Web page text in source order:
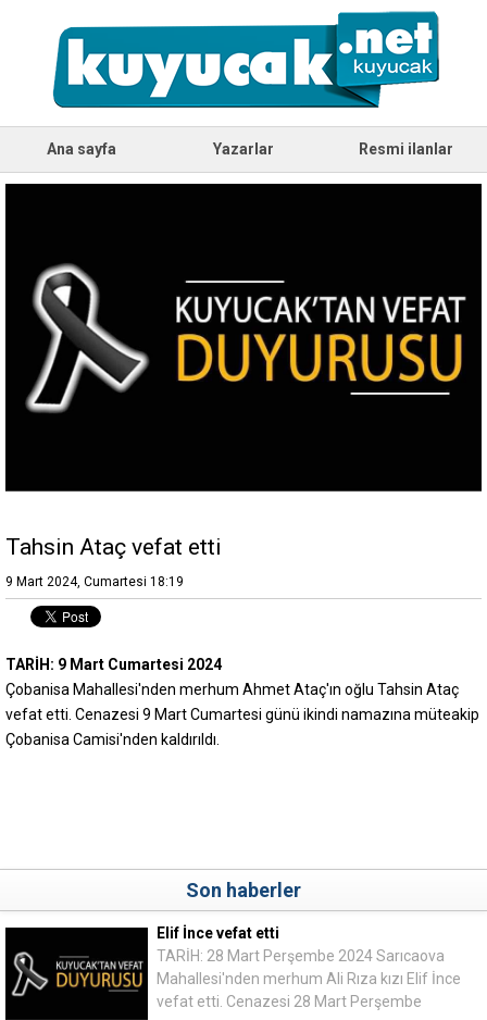
Ana sayfa Yazarlar Resmi ilanlar
Tahsin Ataç vefat etti
9 Mart 2024, Cumartesi 18:19
TARİH: 9 Mart Cumartesi 2024
Çobanisa Mahallesi'nden merhum Ahmet Ataç'ın oğlu Tahsin Ataç
vefat etti. Cenazesi 9 Mart Cumartesi günü ikindi namazına müteakip
Çobanisa Camisi'nden kaldırıldı.
Son haberler
Elif İnce vefat etti
TARİH: 28 Mart Perşembe 2024 Sarıcaova
Mahallesi'nden merhum Ali Rıza kızı Elif İnce
vefat etti. Cenazesi 28 Mart Perşembe